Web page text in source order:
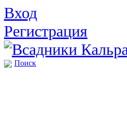
Вход
Регистрация
Поиск